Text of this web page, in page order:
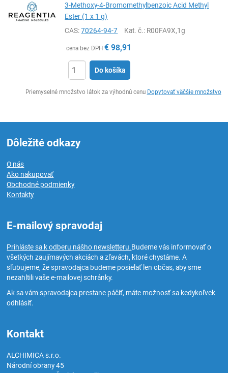
3-Methoxy-4-Bromomethylbenzoic Acid Methyl
Ester (1 x 1 g)
CAS:70264-94-7 Kat. č.: R00FA9X,1g
cena bez DPH € 98,91
Do košíka
Priemyselné množstvo látok za výhodnú cenu Dopytovať väčšie množstvo
Dôležité odkazy
O nás
Ako nakupovať
Obchodné podmienky
Kontakty
E-mailový spravodaj
Prihláste sa k odberu nášho newsletteru.Budeme vás informovať o
všetkých zaujímavých akciách a zľavách, ktoré chystáme. A
sľubujeme, že spravodajca budeme posielať len občas, aby sme
nezahltili vaše e-mailovej schránky.
Ak sa vám spravodajca prestane páčiť, máte možnosť sa kedykoľvek
odhlásiť.
Kontakt
ALCHIMICA s.r.o.
Národní obrany 45